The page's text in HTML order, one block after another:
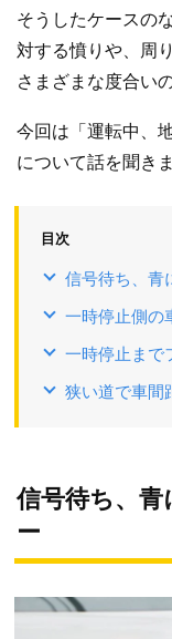
そうしたケースの
対する憤りや、周
さまざまな度合い
今回は「運転中、
について話を聞き
目次
信号待ち、青
一時停止側の
一時停止まで
狭い道で車間
信号待ち、
ー